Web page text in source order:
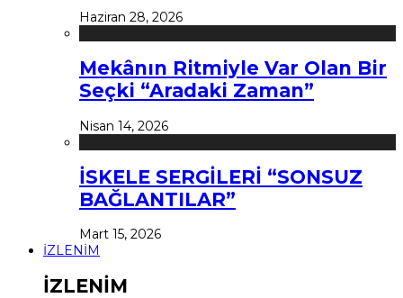
Haziran 28, 2026
Mekânın Ritmiyle Var Olan Bir
Seçki “Aradaki Zaman”
Nisan 14, 2026
İSKELE SERGİLERİ “SONSUZ
BAĞLANTILAR”
Mart 15, 2026
İZLENİM
İZLENİM